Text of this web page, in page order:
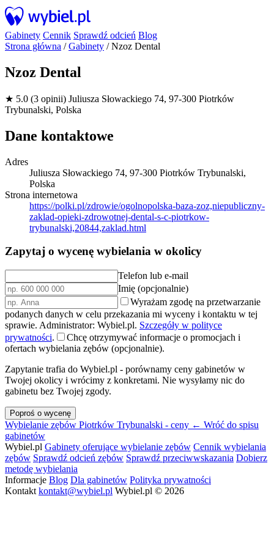
Gabinety Cennik Sprawdź odcień Blog
Strona główna /Gabinety /Nzoz Dental
Nzoz Dental
★ 5.0 (3 opinii) Juliusza Słowackiego 74, 97-300 Piotrków
Trybunalski, Polska
Dane kontaktowe
Adres
Juliusza Słowackiego 74, 97-300 Piotrków Trybunalski,
Polska
Strona internetowa
https://polki.pl/zdrowie/ogolnopolska-baza-zoz,niepubliczny-
zaklad-opieki-zdrowotnej-dental-s-c-piotrkow-
trybunalski,20844,zaklad.html
Zapytaj o wycenę wybielania w okolicy
Telefon lub e-mail
Imię (opcjonalnie)
Wyrażam zgodę na przetwarzanie
podanych danych w celu przekazania mi wyceny i kontaktu w tej
sprawie. Administrator: Wybiel.pl. Szczegóły w polityce
prywatności.
Chcę otrzymywać informacje o promocjach i
ofertach wybielania zębów (opcjonalnie).
Zapytanie trafia do Wybiel.pl - porównamy ceny gabinetów w
Twojej okolicy i wrócimy z konkretami. Nie wysyłamy nic do
gabinetu bez Twojej zgody.
Poproś o wycenę
Wybielanie zębów Piotrków Trybunalski - ceny ← Wróć do spisu
gabinetów
Wybiel.pl Gabinety oferujące wybielanie zębów Cennik wybielania
zębów Sprawdź odcień zębów Sprawdź przeciwwskazania Dobierz
metodę wybielania
Informacje Blog Dla gabinetów Polityka prywatności
Kontakt kontakt@wybiel.pl Wybiel.pl © 2026